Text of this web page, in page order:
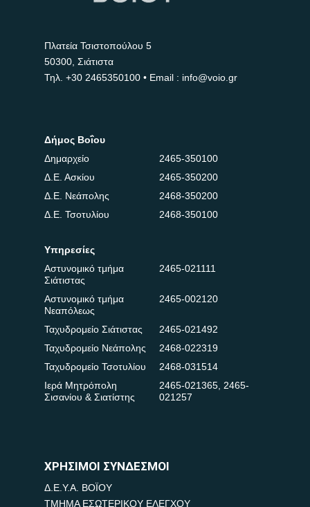
Πλατεία Τσιστοπούλου 5
50300, Σιάτιστα
Τηλ. +30 2465350100 • Email : info@voio.gr
Δήμος Βοΐου
Δημαρχείο
2465-350100
Δ.Ε. Ασκίου
2465-350200
Δ.Ε. Νεάπολης
2468-350200
Δ.Ε. Τσοτυλίου
2468-350100
Υπηρεσίες
Αστυνομικό τμήμα
Σιάτιστας
2465-021111
Αστυνομικό τμήμα
Νεαπόλεως
2465-002120
Ταχυδρομείο Σιάτιστας
2465-021492
Ταχυδρομείο Νεάπολης
2468-022319
Ταχυδρομείο Τσοτυλίου
2468-031514
Ιερά Μητρόπολη
Σισανίου & Σιατίστης
2465-021365, 2465-
021257
ΧΡΗΣΙΜΟΙ ΣΥΝΔΕΣΜΟΙ
Δ.Ε.Υ.Α. ΒΟΪΟΥ
ΤΜΗΜΑ ΕΣΩΤΕΡΙΚΟΥ ΕΛΕΓΧΟΥ